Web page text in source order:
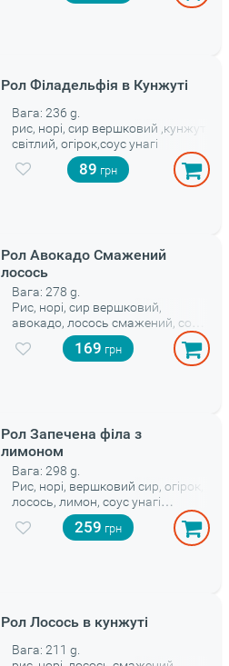
Рол Філадельфія в Кунжуті
Вага: 236 g.
рис, норі, сир вершковий ,кунжут
світлий, огірок,соус унагі
89
Рол Авокадо Смажений
лосось
Вага: 278 g.
Рис, норі, сир вершковий,
авокадо, лосось смажений, соус
спайс, соус унагі, кунжут
169
Рол Запечена філа з
лимоном
Вага: 298 g.
Рис, норі, вершковий сир, огірок,
лосось, лимон, соус унагі
вартість без урахування знижок
та акцій
259
Рол Лосось в кунжуті
Вага: 211 g.